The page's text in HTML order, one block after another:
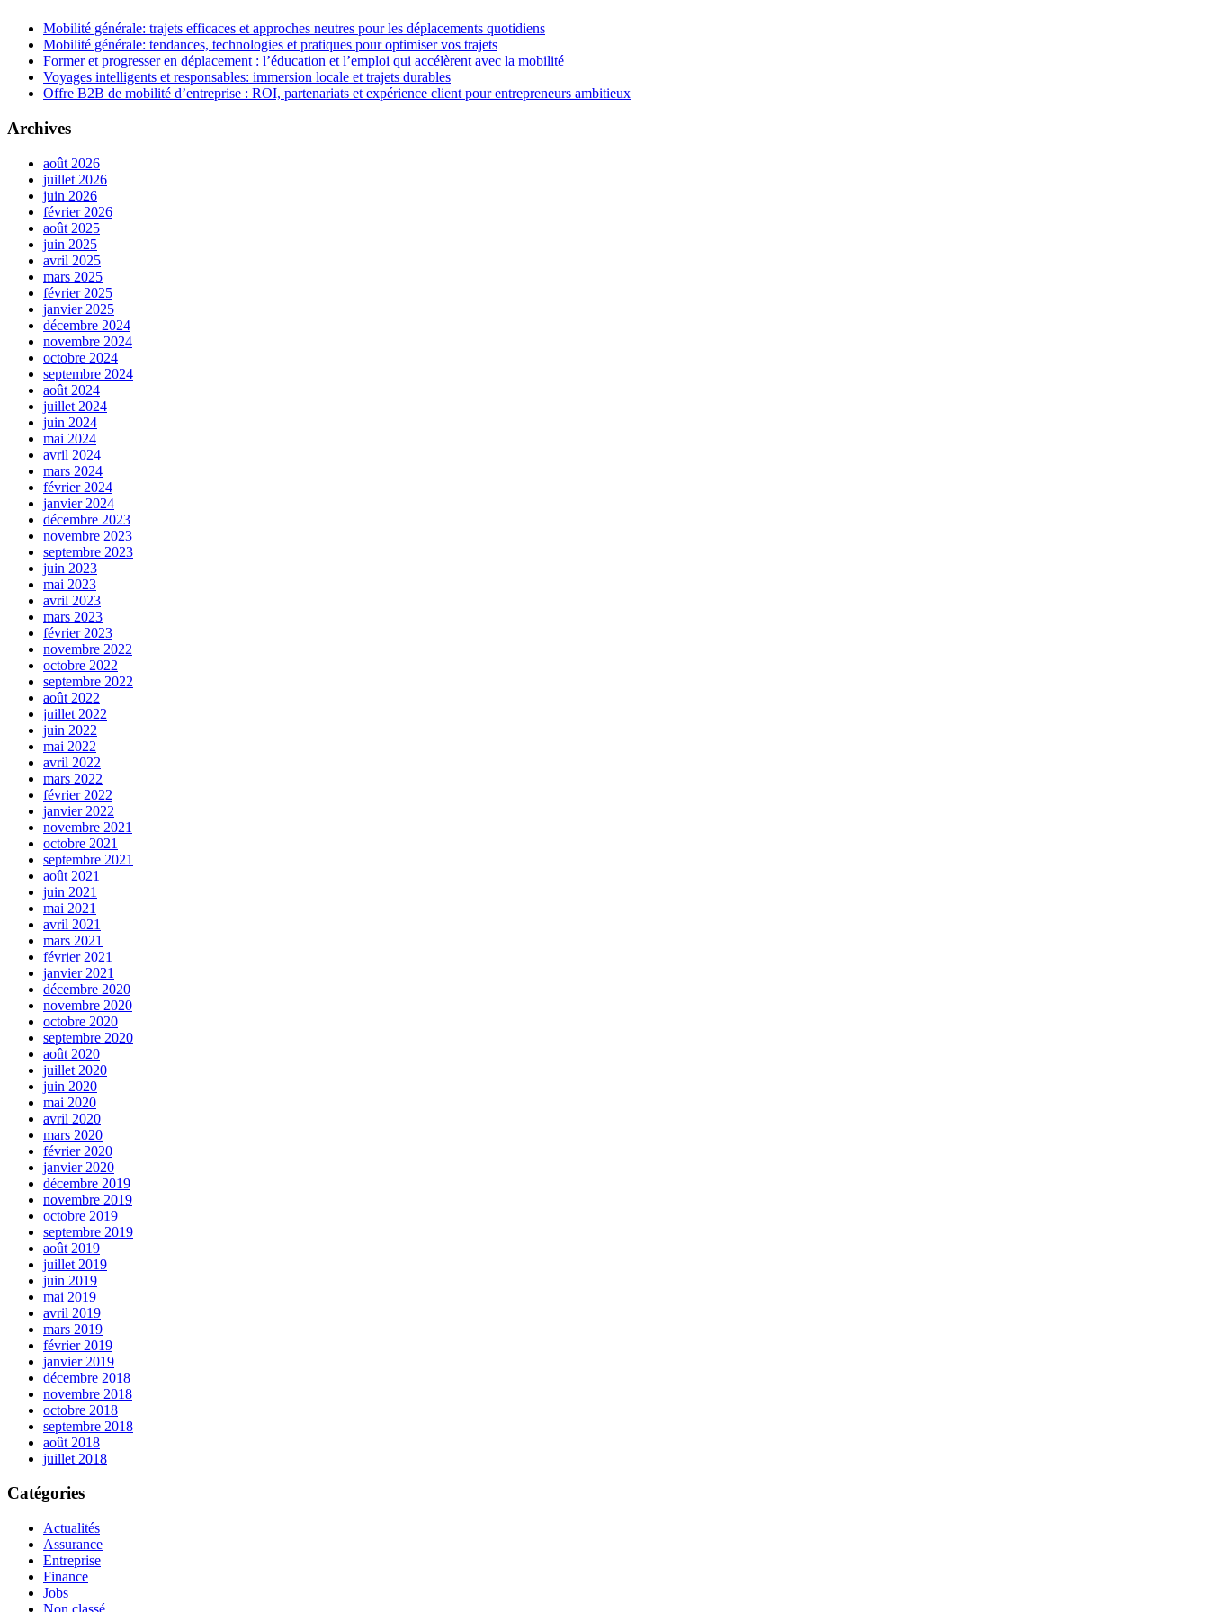
Mobilité générale: trajets efficaces et approches neutres pour les déplacements quotidiens
Mobilité générale: tendances, technologies et pratiques pour optimiser vos trajets
Former et progresser en déplacement : l’éducation et l’emploi qui accélèrent avec la mobilité
Voyages intelligents et responsables: immersion locale et trajets durables
Offre B2B de mobilité d’entreprise : ROI, partenariats et expérience client pour entrepreneurs ambitieux
Archives
août 2026
juillet 2026
juin 2026
février 2026
août 2025
juin 2025
avril 2025
mars 2025
février 2025
janvier 2025
décembre 2024
novembre 2024
octobre 2024
septembre 2024
août 2024
juillet 2024
juin 2024
mai 2024
avril 2024
mars 2024
février 2024
janvier 2024
décembre 2023
novembre 2023
septembre 2023
juin 2023
mai 2023
avril 2023
mars 2023
février 2023
novembre 2022
octobre 2022
septembre 2022
août 2022
juillet 2022
juin 2022
mai 2022
avril 2022
mars 2022
février 2022
janvier 2022
novembre 2021
octobre 2021
septembre 2021
août 2021
juin 2021
mai 2021
avril 2021
mars 2021
février 2021
janvier 2021
décembre 2020
novembre 2020
octobre 2020
septembre 2020
août 2020
juillet 2020
juin 2020
mai 2020
avril 2020
mars 2020
février 2020
janvier 2020
décembre 2019
novembre 2019
octobre 2019
septembre 2019
août 2019
juillet 2019
juin 2019
mai 2019
avril 2019
mars 2019
février 2019
janvier 2019
décembre 2018
novembre 2018
octobre 2018
septembre 2018
août 2018
juillet 2018
Catégories
Actualités
Assurance
Entreprise
Finance
Jobs
Non classé